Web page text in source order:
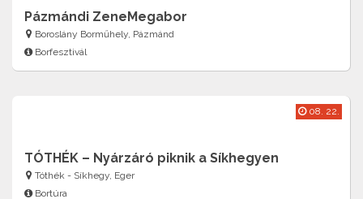
Pázmándi ZeneMegabor
Boroslány Borműhely, Pázmánd
Borfesztivál
08. 22.
TÓTHÉK – Nyárzáró piknik a Síkhegyen
Tóthék - Síkhegy, Eger
Bortúra